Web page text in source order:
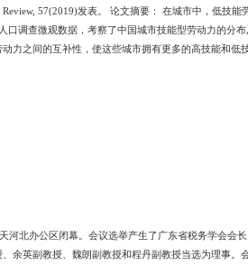
57(2019)发表。 论文摘要： 在城市中，低技
口调查微观数据，考察了中国城市技能型劳动力的分
力之间的互补性，使这些城市拥有更多的高技能和低
河北办公区闭幕。会议选举产生了广东省税务学会会
余英副教授、魏朗副教授和程丹副教授当选为理事